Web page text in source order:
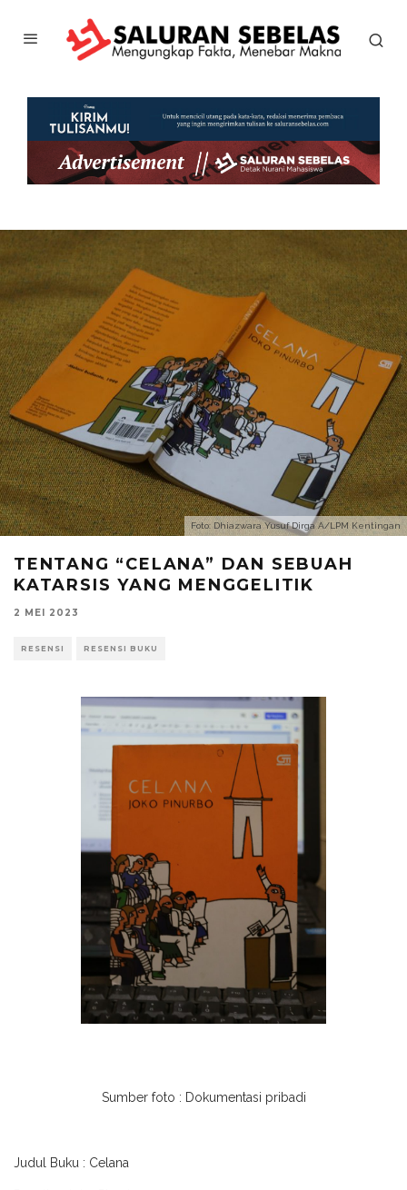
Foto: Dhiazwara Yusuf Dirga A/LPM Kentingan
TENTANG “CELANA” DAN SEBUAH
KATARSIS YANG MENGGELITIK
2 MEI 2023
RESENSI RESENSI BUKU
Sumber foto : Dokumentasi pribadi
Judul Buku : Celana